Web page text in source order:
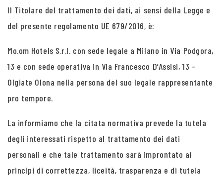
Il Titolare del trattamento dei dati, ai sensi della Legge e
del presente regolamento UE 679/2016, è:
Mo.om Hotels S.r.l. con sede legale a Milano in Via Podgora,
13 e con sede operativa in Via Francesco D’Assisi, 13 –
Olgiate Olona nella persona del suo legale rappresentante
pro tempore.
La informiamo che la citata normativa prevede la tutela
degli interessati rispetto al trattamento dei dati
personali e che tale trattamento sarà improntato ai
principi di correttezza, liceità, trasparenza e di tutela